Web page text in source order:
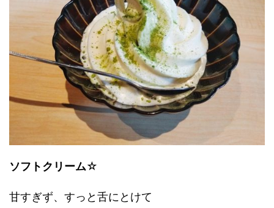
ソフトクリーム☆
甘すぎず、すっと舌にとけて